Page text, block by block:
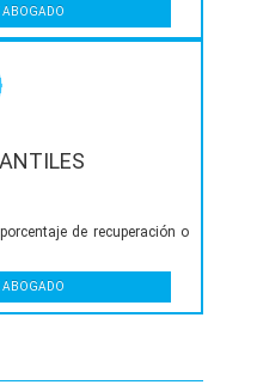
ABOGADO
de recuperación o
ABOGADO